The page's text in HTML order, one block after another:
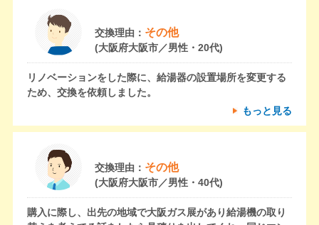
交換理由： その他
(大阪府大阪市／男性・20代)
リノベーションをした際に、給湯器の設置場所を変更する
ため、交換を依頼しました。
もっと見る
交換理由： その他
(大阪府大阪市／男性・40代)
購入に際し、出先の地域で大阪ガス展があり給湯機の取り